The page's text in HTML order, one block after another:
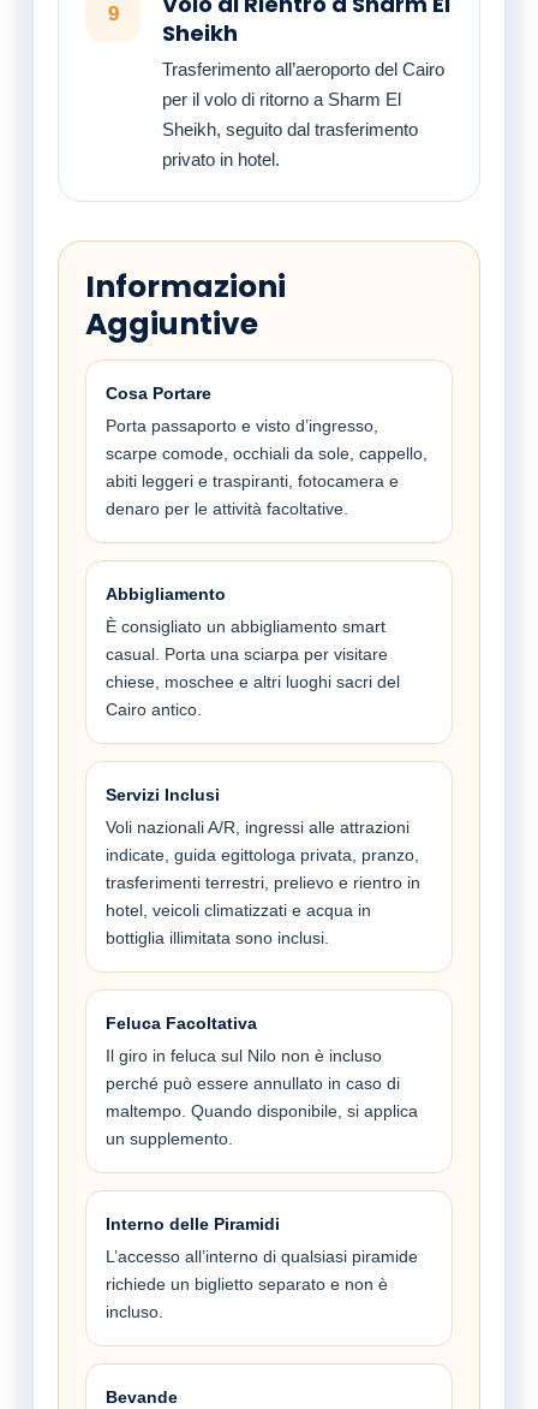
9
Sheikh
Trasferimento all’aeroporto del Cairo
per il volo di ritorno a Sharm El
Sheikh, seguito dal trasferimento
privato in hotel.
Informazioni
Aggiuntive
Cosa Portare
Porta passaporto e visto d’ingresso,
scarpe comode, occhiali da sole, cappello,
abiti leggeri e traspiranti, fotocamera e
denaro per le attività facoltative.
Abbigliamento
È consigliato un abbigliamento smart
casual. Porta una sciarpa per visitare
chiese, moschee e altri luoghi sacri del
Cairo antico.
Servizi Inclusi
Voli nazionali A/R, ingressi alle attrazioni
indicate, guida egittologa privata, pranzo,
trasferimenti terrestri, prelievo e rientro in
hotel, veicoli climatizzati e acqua in
bottiglia illimitata sono inclusi.
Feluca Facoltativa
Il giro in feluca sul Nilo non è incluso
perché può essere annullato in caso di
maltempo. Quando disponibile, si applica
un supplemento.
Interno delle Piramidi
L’accesso all’interno di qualsiasi piramide
richiede un biglietto separato e non è
incluso.
Bevande